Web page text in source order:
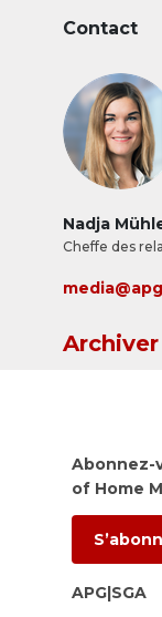
Contact
Nadja
Cheffe des
Archiver
Abonnez-
of Home
APG|SGA